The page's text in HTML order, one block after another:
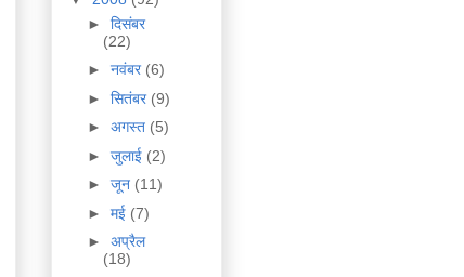
► दिसंबर
(22)
► नवंबर (6)
► सितंबर (9)
► अगस्त (5)
► जुलाई (2)
► जून (11)
► मई (7)
► अप्रैल
(18)